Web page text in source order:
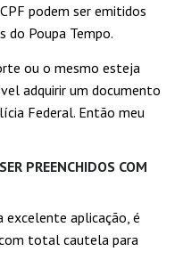
podem ser emitidos
do Poupa Tempo.
ou o mesmo esteja
adquirir um documento
Federal. Então meu
PREENCHIDOS COM
excelente aplicação, é
total cautela para